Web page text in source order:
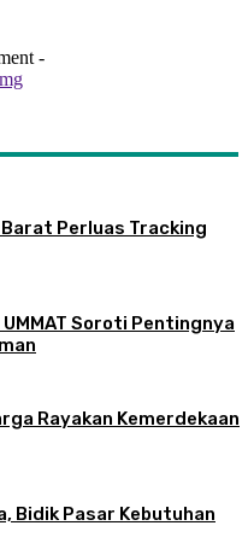
-
Barat Perluas Tracking
UMMAT Soroti Pentingnya
Rayakan Kemerdekaan
Bidik Pasar Kebutuhan